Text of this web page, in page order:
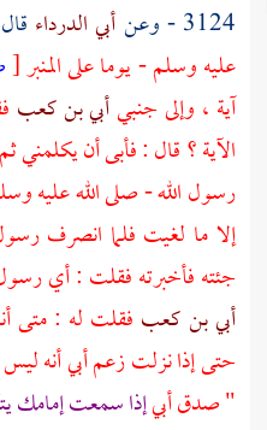
3124 - وعن أبي الدرداء
عليه وسلم - يوما على المنبر[
آية ، وإلى جنبيأبي بن كعب
الآية ؟ قال : فأبى أن يكلمني
رسول الله - صلى الله عليه
إلا ما لغيت فلما انصرف
جئته فأخبرته فقلت : أي
أبي بن كعب فقلت له : متى
حتى إذا نزلت زعمأبيأنه
" صدق أبيإذا سمعت إمامك